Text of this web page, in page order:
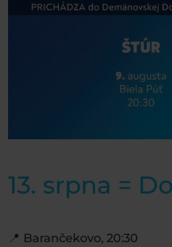
13. srpna =
📍 Barančekovo, 20:30